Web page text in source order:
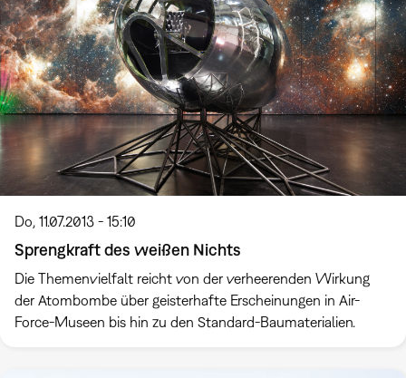
Do, 11.07.2013 - 15:10
Sprengkraft des weißen Nichts
Die Themenvielfalt reicht von der verheerenden Wirkung
der Atombombe über geisterhafte Erscheinungen in Air-
Force-Museen bis hin zu den Standard-Baumaterialien.